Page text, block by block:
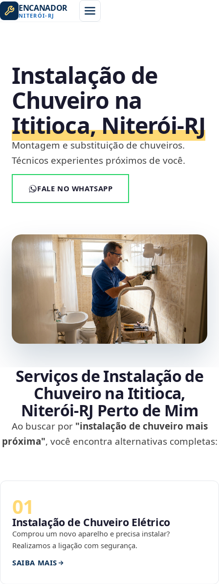
ENCANADOR
NITERÓI- RJ
Instalação de
Chuveiro na
Ititioca, Niterói‑RJ
Montagem e substituição de chuveiros.
Técnicos experientes próximos de você.
FALE NO WHATSAPP
Serviços de Instalação de
Chuveiro na Ititioca,
Niterói‑RJ Perto de Mim
Ao buscar por "instalação de chuveiro mais
próxima", você encontra alternativas completas:
01
Instalação de Chuveiro Elétrico
Comprou um novo aparelho e precisa instalar?
Realizamos a ligação com segurança.
SAIBA MAIS